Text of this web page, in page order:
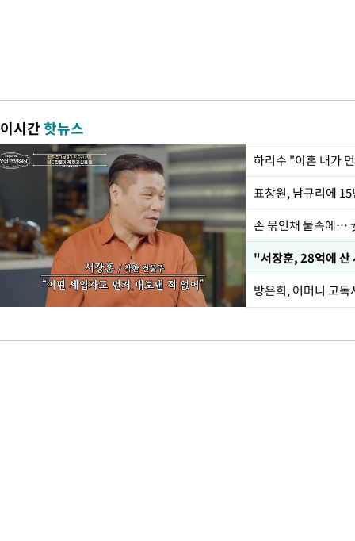
이시간핫뉴스
하리수 "이혼 내가
손 묶인채 물속에…
"서장훈, 28억에 산
방은희, 어머니 고